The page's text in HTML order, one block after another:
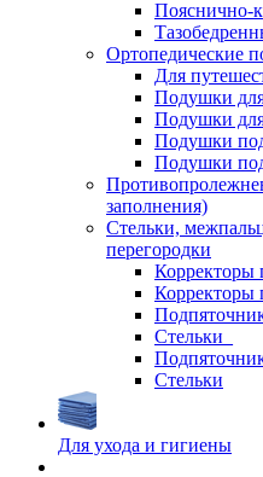
Пояснично-
Ортопедические
Для
Подушки
Подушки
Подушки
Подушки
заполнения)
Стельки,
перегородки
Корректоры
Корректоры
Стельки_
Стельки
Для ухода и гигиены